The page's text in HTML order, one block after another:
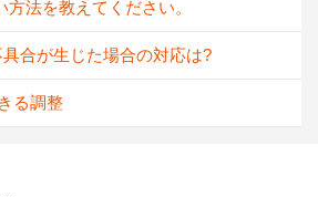
法を教えてください。
合が生じた場合の対応は?
る調整